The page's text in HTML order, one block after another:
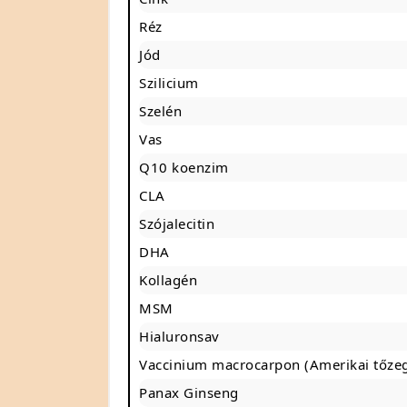
Réz
Jód
Szilicium
Szelén
Vas
Q10 koenzim
CLA
Szójalecitin
DHA
Kollagén
MSM
Hialuronsav
Vaccinium macrocarpon (Amerikai
Panax Ginseng